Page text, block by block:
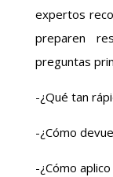
expertos
preparen
preguntas
-¿Qué tan
-¿Cómo
-¿Cómo